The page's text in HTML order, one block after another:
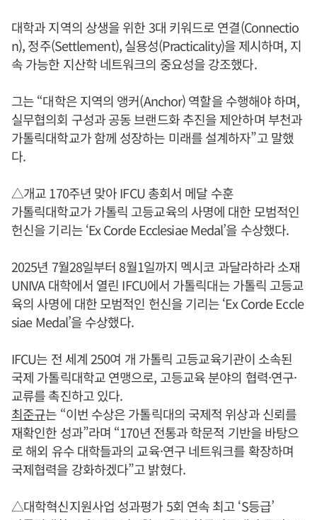
대학과 지역의 상생을 위한 3대 키워드로 연결(Connectio
n), 정주(Settlement), 실용성(Practicality)을 제시하며, 지
속 가능한 지산학 네트워크의 중요성을 강조했다.
그는 “대학은 지역의 앵커(Anchor) 역할을 수행해야 하며,
실무협의회 구성과 공동 브랜드화 추진을 제안하며 부천과
가톨릭대학교가 함께 성장하는 미래를 설계하자”고 말했
다.
△개교 170주년 맞아 IFCU 총회서 메달 수훈
가톨릭대학교가 가톨릭 고등교육의 사명에 대한 모범적인
헌신을 기리는 ‘Ex Corde Ecclesiae Medal’을 수상했다.
2025년 7월28일부터 8월1일까지 멕시코 과달라하라 소재
UNIVA 대학에서 열린 IFCU에서 가톨릭대는 가톨릭 고등교
육의 사명에 대한 모범적인 헌신을 기리는 ‘Ex Corde Eccle
siae Medal’을 수상했다.
IFCU는 전 세계 250여 개 가톨릭 고등교육기관이 소속된
국제 가톨릭대학교 연맹으로, 고등교육 분야의 협력·연구·
교류를 촉진하고 있다.
최준규는 “이번 수상은 가톨릭대의 국제적 위상과 신뢰를
재확인한 성과”라며 “170년 전통과 학문적 기반을 바탕으
로 해외 유수 대학들과의 교육·연구 네트워크를 확장하며
국제협력을 강화하겠다”고 밝혔다.
△대학혁신지원사업 성과평가 5회 연속 최고 ‘S등급’